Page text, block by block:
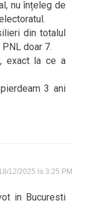
nu înțeleg de
din totalul
doar 7.
exact la ce a
3 ani
12/2025 la 3:25 PM
in Bucuresti